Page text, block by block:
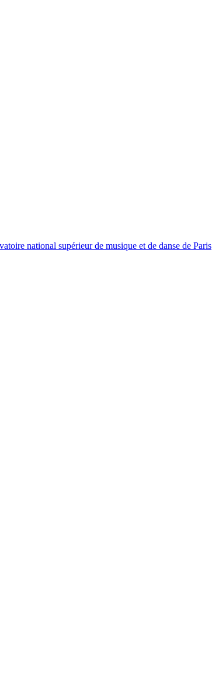
national supérieur de musique et de danse de Paris